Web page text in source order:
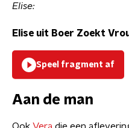
Elise:
Elise uit Boer Zoekt
Speel fragment af
Aan de man